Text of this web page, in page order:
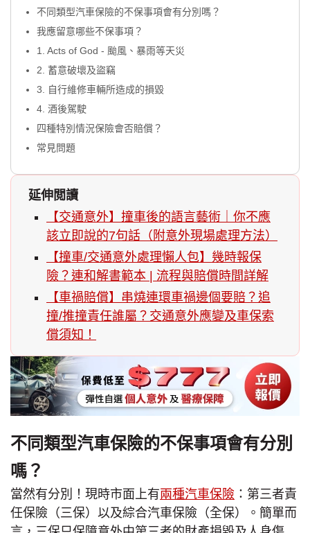
不同類型汽車保險的不保事項會有分別嗎？
我應留意哪些不保事項？
1. Acts of God - 颱風、暴雨等天災
2. 蓄意破壞及盜竊
3. 自行維修車輛所造成的損毀
4. 酒後駕駛
四種特別情況保險會否賠償？
常見問題
延伸閲讀
【交通意外】撞車後的語言藝術｜你不應
該立即說的7句話（附意外現場處理方法）
【撞車/交通意外處理懶人包】幾時報保
險？連和解書範本 | 流程與賠償時間詳解
【車禍賠償】串燒連環車禍邊個要賠？追
撞/推撞責任誰屬？交通意外應變及車保索
償須知！
不同類型汽車保險的不保事項會有分別
嗎？
當然有分別！現時市面上有兩種汽車保險 ：第三者責
任保險（三保）以及綜合汽車保險（全保）。簡單而